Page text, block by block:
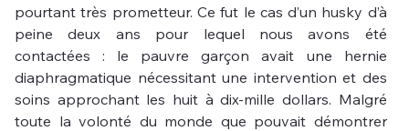
pourtant très prometteur. Ce fut le cas d’un husky d’à
peine deux ans pour lequel nous avons été
contactées : le pauvre garçon avait une hernie
diaphragmatique nécessitant une intervention et des
soins approchant les huit à dix-mille dollars. Malgré
toute la volonté du monde que pouvait démontrer